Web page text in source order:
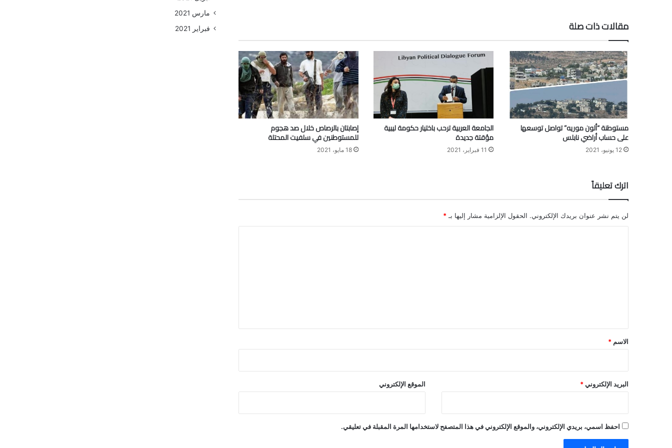
مقالات ذات صلة
مستوطنة “ألون موريه” تواصل توسعها
على حساب أراضي نابلس
12 يونيو، 2021
الجامعة العربية ترحب باختيار حكومة ليبية
مؤقتة جديدة
11 فبراير، 2021
إصابتان بالرصاص خلال صد هجوم
للمستوطنين في سلفيت المحتلة
18 مايو، 2021
اترك تعليقاً
لن يتم نشر عنوان بريدك الإلكتروني. الحقول الإلزامية مشار إليها بـ *
*
الاسم *
البريد الإلكتروني * الموقع الإلكتروني
احفظ اسمي، بريدي الإلكتروني، والموقع الإلكتروني في هذا المتصفح لاستخدامها المرة المقبلة في تعليقي.
مارس 2021
فبراير 2021